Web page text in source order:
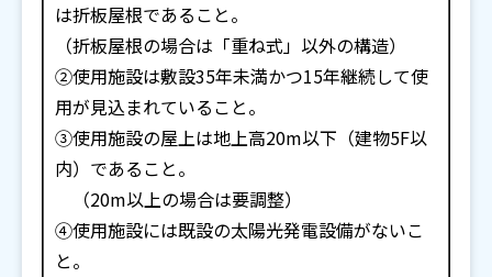
は折板屋根であること。
（折板屋根の場合は「重ね式」以外の構造）
②使用施設は敷設35年未満かつ15年継続して使
用が見込まれていること。
③使用施設の屋上は地上高20m以下（建物5F以
内）であること。
（20m以上の場合は要調整）
④使用施設には既設の太陽光発電設備がないこ
と。